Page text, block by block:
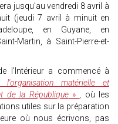
jusqu’au vendredi 8 avril à
(jeudi 7 avril à minuit en
en Guyane, en
Martin, à Saint-Pierre-et-
l’Intérieur a commencé à
l'organisation matérielle et
de la République» , où les
utiles sur la préparation
où nous écrivons, pas